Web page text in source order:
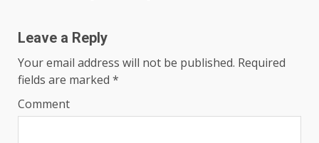
Leave a Reply
Your email address will not be published. Required
fields are marked *
Comment